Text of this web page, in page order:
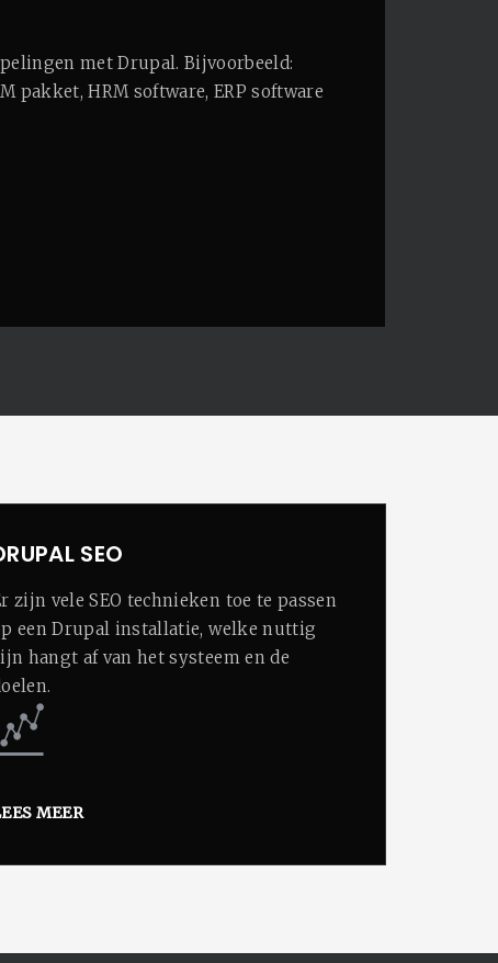
met Drupal. Bijvoorbeeld:
pakket, HRM software, ERP software
SEO
zijn vele SEO technieken toe te passen
een Drupal installatie, welke nuttig
hangt af van het systeem en de
MEER